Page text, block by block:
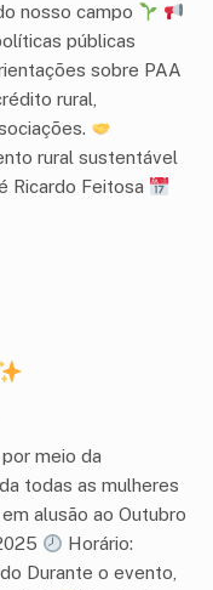
nosso campo
públicas
sobre PAA
rural,
rural sustentável
Ricardo Feitosa
meio da
todas as mulheres
alusão ao Outubro
Horário:
Durante o evento,